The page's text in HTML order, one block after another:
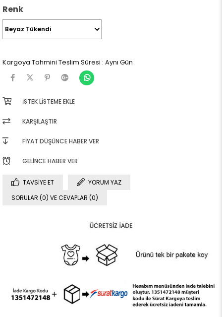
Renk
Kargoya Tahmini Teslim Süresi : Aynı Gün
İSTEK LISTEME EKLE
KARŞILAŞTIR
FIYAT DÜŞÜNCE HABER VER
GELINCE HABER VER
TAVSIYE ET
YORUM YAZ
SORULAR (0) VE CEVAPLAR (0)